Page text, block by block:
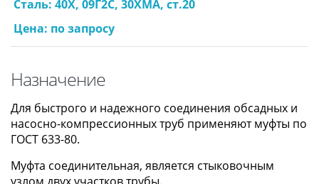
Сталь: 40Х, 09Г2С, 30ХМА, ст.20
Цена: по запросу
Назначение
Для быстрого и надежного соединения обсадных и
насосно-компрессионных труб применяют муфты по
ГОСТ 633-80.
Муфта соединительная, является стыковочным